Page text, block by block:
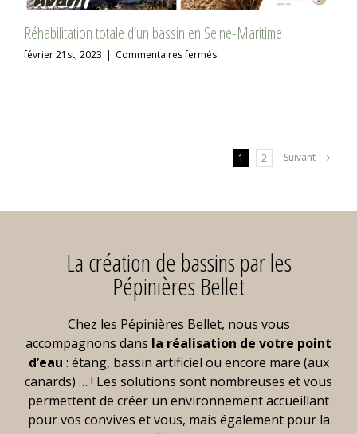
Réhabilitation totale d’un bassin en Seine-Maritime
février 21st, 2023 Commentaires ferméssur
Maritime
1 2 Suivant
La création de bassins par les
Pépinières Bellet
Chez les Pépinières Bellet, nous vous
accompagnons dans la réalisation de votre point
d’eau : étang, bassin artificiel ou encore mare (aux
canards) … ! Les solutions sont nombreuses et vous
permettent de créer un environnement accueillant
pour vos convives et vous, mais également pour la